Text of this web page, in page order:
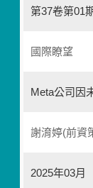
第37卷第01
國際瞭望
Meta公司因
謝淯婷(前資
2025年03月